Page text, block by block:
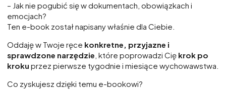
– Jak nie pogubić się w dokumentach, obowiązkach i
emocjach?
Ten e-book został napisany właśnie dla Ciebie.
Oddaję w Twoje ręce konkretne, przyjazne i
sprawdzone narzędzie , które poprowadzi Cię krok po
kroku przez pierwsze tygodnie i miesiące wychowawstwa.
Co zyskujesz dzięki temu e-bookowi?